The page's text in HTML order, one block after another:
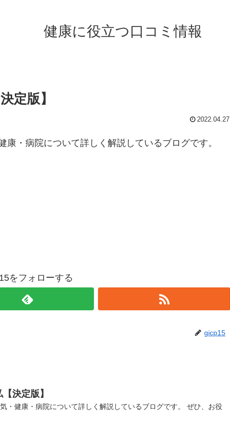
健康に役立つ口コミ情報
定版】
2022.04.27
康・病院について詳しく解説しているブログです。
をフォローする
gicp15
決定版】
・健康・病院について詳しく解説しているブログです。 ぜひ、お役